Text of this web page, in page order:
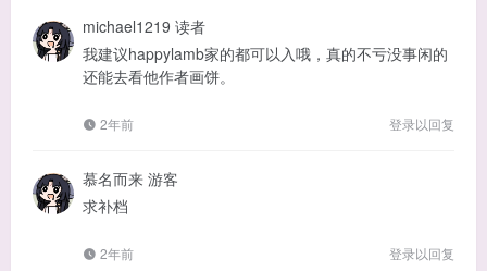
michael1219 读者
我建议happylamb家的都可以入哦，真的不亏没事闲的
还能去看他作者画饼。
2年前 登录以回复
慕名而来 游客
求补档
2年前 登录以回复